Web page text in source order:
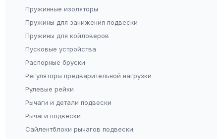
Пружинные изоляторы
Пружины для занижения подвески
Пружины для койловеров
Пусковые устройства
Распорные бруски
Регуляторы предварительной нагрузки
Рулевые рейки
Рычаги и детали подвески
Рычаги подвески
Сайлентблоки рычагов подвески